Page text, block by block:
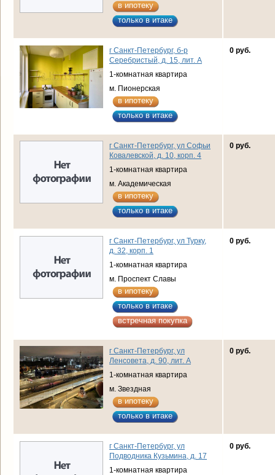
в ипотеку
только в итаке
г Санкт-Петербург, б-р
Серебристый, д. 15, лит. А
1-комнатная квартира
м. Пионерская
в ипотеку
только в итаке
0 руб.
г Санкт-Петербург, ул Софьи
Ковалевской, д. 10, корп. 4
1-комнатная квартира
м. Академическая
в ипотеку
только в итаке
0 руб.
г Санкт-Петербург, ул Турку,
д. 32, корп. 1
1-комнатная квартира
м. Проспект Славы
в ипотеку
только в итаке
встречная покупка
0 руб.
г Санкт-Петербург, ул
Ленсовета, д. 90, лит. А
1-комнатная квартира
м. Звездная
в ипотеку
только в итаке
0 руб.
г Санкт-Петербург, ул
Подводника Кузьмина, д. 17
1-комнатная квартира
0 руб.